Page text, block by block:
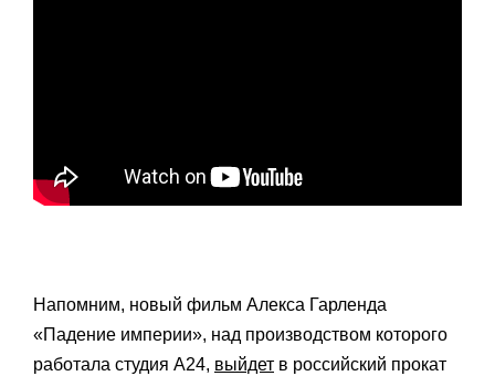
Напомним, новый фильм Алекса Гарленда
«Падение империи», над производством которого
работала студия A24, выйдет в российский прокат